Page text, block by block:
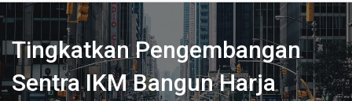
Tingkatkan Pengembangan
Sentra IKM Bangun Harja